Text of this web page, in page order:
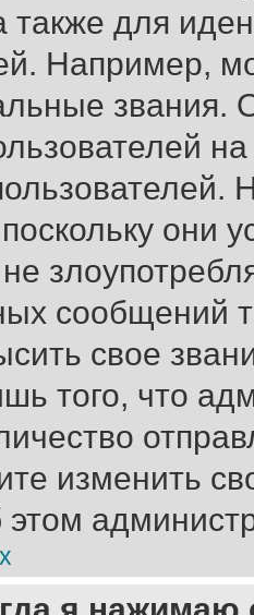
также для
Например,
звания.
они
сообщений
свое
того, что
изменить
этом